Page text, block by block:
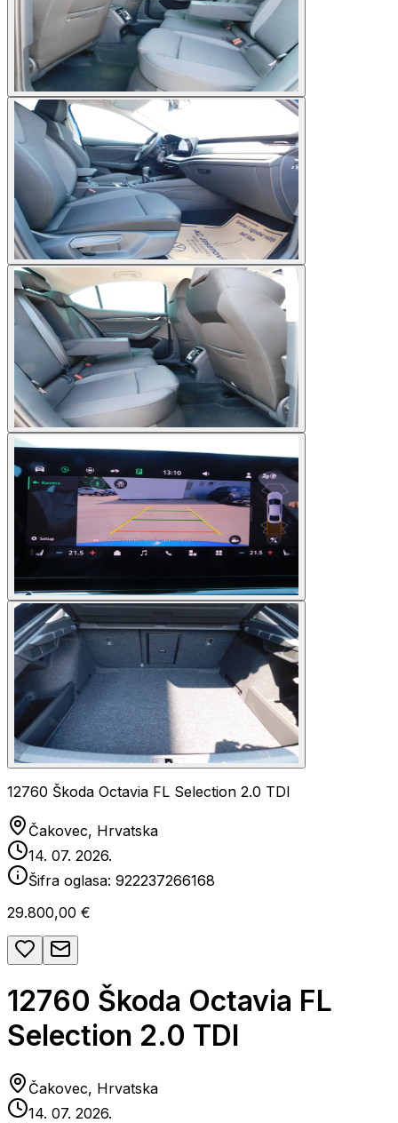
12760 Škoda Octavia FL Selection 2.0 TDI
Čakovec, Hrvatska
14. 07. 2026.
Šifra oglasa: 922237266168
29.800,00 €
12760 Škoda Octavia FL
Selection 2.0 TDI
Čakovec, Hrvatska
14. 07. 2026.